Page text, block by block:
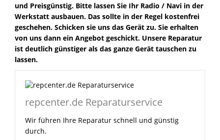
und Preisgünstig. Bitte lassen Sie Ihr Radio / Navi in der
Werkstatt ausbauen. Das sollte in der Regel kostenfrei
geschehen. Schicken sie uns das Gerät zu. Sie erhalten
von uns dann ein Angebot geschickt. Unsere Reparatur
ist deutlich günstiger als das ganze Gerät tauschen zu
lassen.
repcenter.de Reparaturservice
Wir führen Ihre Reparatur schnell und günstig
durch.